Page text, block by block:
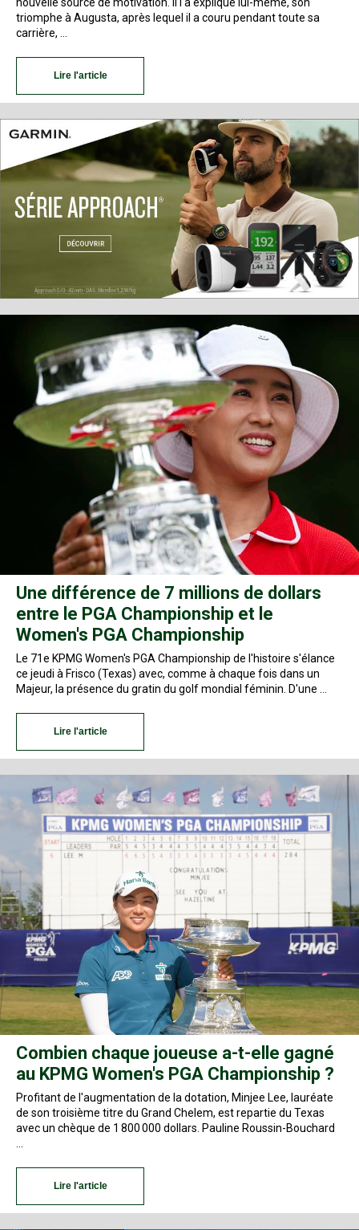
triomphe à Augusta, après lequel il a couru pendant toute sa
carrière, …
Lire l'article
Une différence de 7 millions de dollars
entre le PGA Championship et le
Women's PGA Championship
Le 71e KPMG Women's PGA Championship de l'histoire s'élance
ce jeudi à Frisco (Texas) avec, comme à chaque fois dans un
Majeur, la présence du gratin du golf mondial féminin. D'une …
Lire l'article
Combien chaque joueuse a-t-elle gagné
au KPMG Women's PGA Championship ?
Profitant de l'augmentation de la dotation, Minjee Lee, lauréate
de son troisième titre du Grand Chelem, est repartie du Texas
avec un chèque de 1 800 000 dollars. Pauline Roussin-Bouchard
Lire l'article